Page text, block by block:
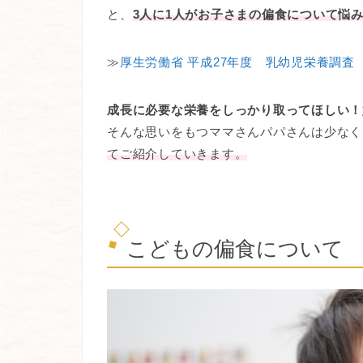
と、 3人に1人がお子さまの偏食について悩
≫ 厚生労働省 平成27年度 乳幼児栄養調査
成長に必要な栄養をしっかり取ってほしい
そんな思いをもつママさんパパさんは少な
てご紹介していきます。
こどもの偏食について